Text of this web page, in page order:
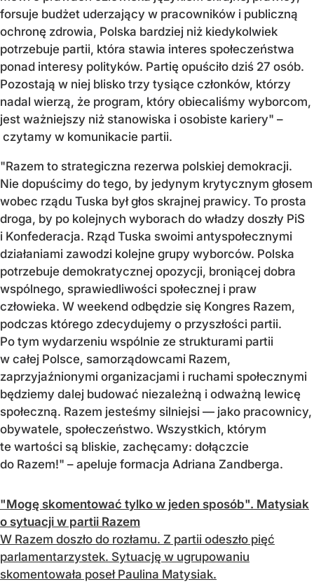
forsuje budżet uderzający w pracowników i publiczną
ochronę zdrowia, Polska bardziej niż kiedykolwiek
potrzebuje partii, która stawia interes społeczeństwa
ponad interesy polityków. Partię opuściło dziś 27 osób.
Pozostają w niej blisko trzy tysiące członków, którzy
nadal wierzą, że program, który obiecaliśmy wyborcom,
jest ważniejszy niż stanowiska i osobiste kariery" –
czytamy w komunikacie partii.
"Razem to strategiczna rezerwa polskiej demokracji.
Nie dopuścimy do tego, by jedynym krytycznym głosem
wobec rządu Tuska był głos skrajnej prawicy. To prosta
droga, by po kolejnych wyborach do władzy doszły PiS
i Konfederacja. Rząd Tuska swoimi antyspołecznymi
działaniami zawodzi kolejne grupy wyborców. Polska
potrzebuje demokratycznej opozycji, broniącej dobra
wspólnego, sprawiedliwości społecznej i praw
człowieka. W weekend odbędzie się Kongres Razem,
podczas którego zdecydujemy o przyszłości partii.
Po tym wydarzeniu wspólnie ze strukturami partii
w całej Polsce, samorządowcami Razem,
zaprzyjaźnionymi organizacjami i ruchami społecznymi
będziemy dalej budować niezależną i odważną lewicę
społeczną. Razem jesteśmy silniejsi — jako pracownicy,
obywatele, społeczeństwo. Wszystkich, którym
te wartości są bliskie, zachęcamy: dołączcie
do Razem!" – apeluje formacja Adriana Zandberga.
"Mogę skomentować tylko w jeden sposób". Matysiak
o sytuacji w partii Razem
W Razem doszło do rozłamu. Z partii odeszło pięć
parlamentarzystek. Sytuację w ugrupowaniu
skomentowała poseł Paulina Matysiak.